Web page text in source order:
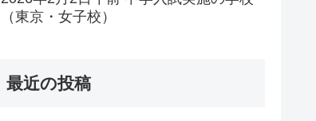
（東京・女子校）
最近の投稿